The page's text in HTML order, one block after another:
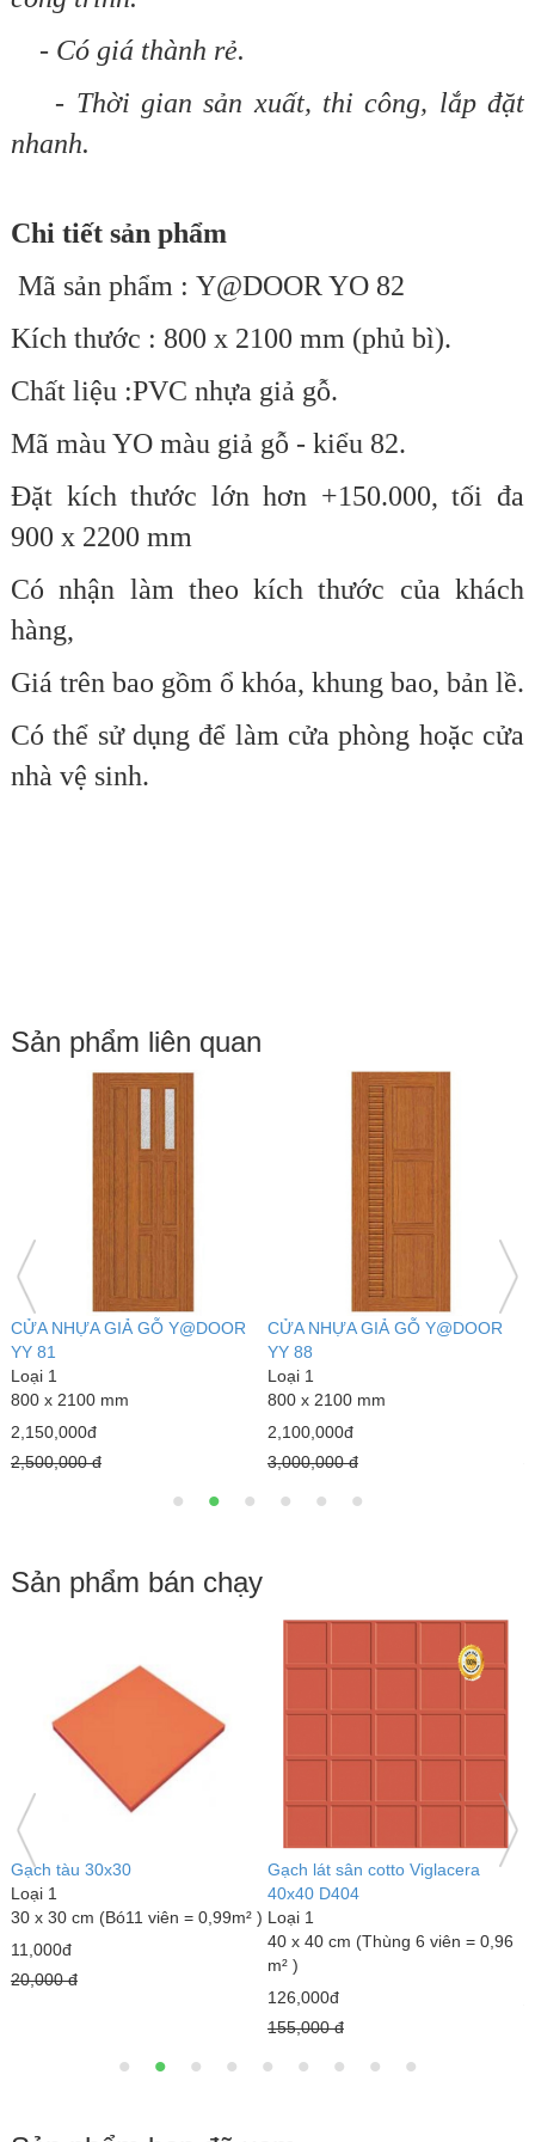
- Có giá thành rẻ.
- Thời gian sản xuất, thi công, lắp đặt
nhanh.
Chi tiết sản phẩm
Mã sản phẩm : Y@DOOR YO 82
Kích thước : 800 x 2100 mm (phủ bì).
Chất liệu :PVC nhựa giả gỗ.
Mã màu YO màu giả gỗ - kiểu 82.
Đặt kích thước lớn hơn +150.000,tối đa
900 x 2200 mm
Có nhận làm theo kích thước của khách
hàng,
Giá trên bao gồm ổ khóa, khung bao, bản lề.
Có thể sử dụng để làm cửa phòng hoặc cửa
nhà vệ sinh.
Sản phẩm liên quan
CỬA NHỰA GIẢ GỖ Y@DOOR
YY 91
Loại 1
800 x 2100 mm
2,100,000đ
3,000,000 đ
CỬA NHỰA GIẢ GỖ Y@DOOR
YB 86
Loại 1
800 x 2100 mm
2,100,000đ
3,000,000 đ
Sản phẩm bán chạy
Gạch đỏ lát sân Gốm Mỹ
Loại 1
40 x 40 cm (Thùng 6 viên = 0,96
m² )
18,000đ
Gạch lát sân tráng men Mikado
GLM4040MX
Loại 1
40 x 40 cm (Thùng 6 viên = 0,96
m² )
23,000đ
25,000 đ